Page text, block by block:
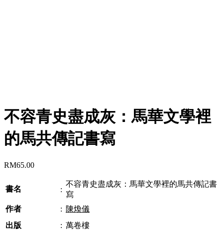
不容青史盡成灰：馬華文學裡
的馬共傳記書寫
RM65.00
書名 :
不容青史盡成灰：馬華文學裡的馬共傳記書
寫
作者
: 陳煥儀
出版
: 萬卷樓